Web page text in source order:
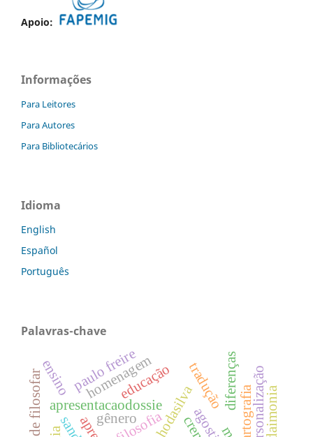
Apoio:
Informações
Para Leitores
Para Autores
Para Bibliotecários
Idioma
English
Español
Português
Palavras-chave
apresentacaodossie tradução
homenagem diferenças
filosofia
paulo freire
ato de filosofar educação personalização
cartografia
gênero
ensino